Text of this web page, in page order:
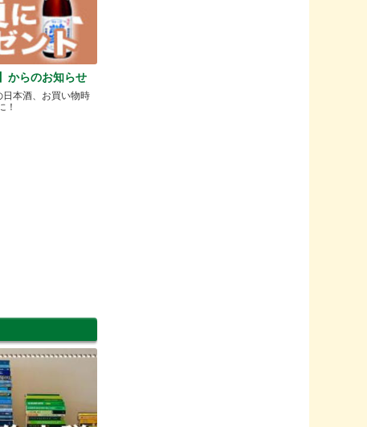
からのお知らせ
日本酒、お買い物時
！